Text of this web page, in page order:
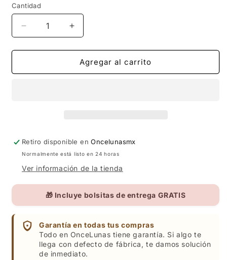
Cantidad
Reducir
cantidad
para
CLASICA
Aumentar
cantidad
para
PULSERA
CLASICA
Agregar al carrito
Retiro disponible enOncelunasmx
Normalmente está listo en 24 horas
Ver información de la tienda
🎁 Incluye bolsitas de entrega GRATIS
Garantía en todas tus compras
Todo en OnceLunas tiene garantía. Si algo te
llega con defecto de fábrica, te damos solución
de inmediato.